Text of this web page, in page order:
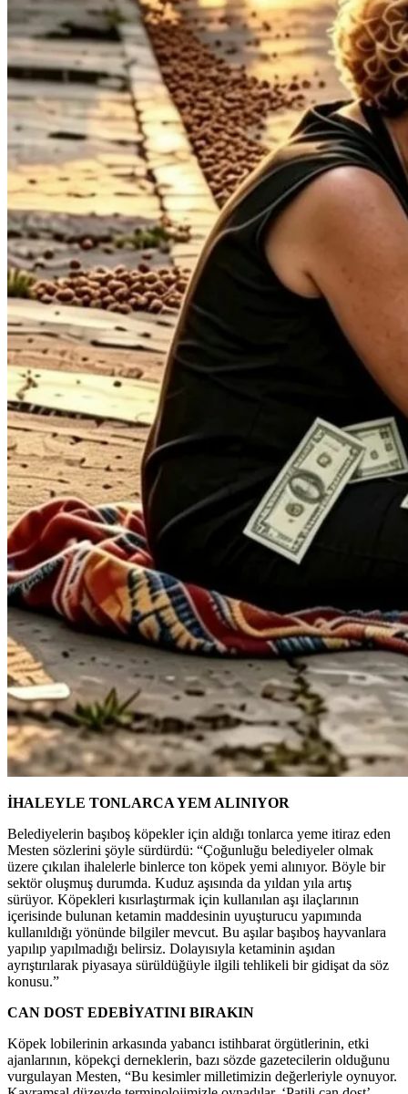
İHALEYLE TONLARCA YEM ALINIYOR
Belediyelerin başıboş köpekler için aldığı tonlarca yeme itiraz eden
Mesten sözlerini şöyle sürdürdü: “Çoğunluğu belediyeler olmak
üzere çıkılan ihalelerle binlerce ton köpek yemi alınıyor. Böyle bir
sektör oluşmuş durumda. Kuduz aşısında da yıldan yıla artış
sürüyor. Köpekleri kısırlaştırmak için kullanılan aşı ilaçlarının
içerisinde bulunan ketamin maddesinin uyuşturucu yapımında
kullanıldığı yönünde bilgiler mevcut. Bu aşılar başıboş hayvanlara
yapılıp yapılmadığı belirsiz. Dolayısıyla ketaminin aşıdan
ayrıştırılarak piyasaya sürüldüğüyle ilgili tehlikeli bir gidişat da söz
konusu.”
CAN DOST EDEBİYATINI BIRAKIN
Köpek lobilerinin arkasında yabancı istihbarat örgütlerinin, etki
ajanlarının, köpekçi derneklerin, bazı sözde gazetecilerin olduğunu
vurgulayan Mesten, “Bu kesimler milletimizin değerleriyle oynuyor.